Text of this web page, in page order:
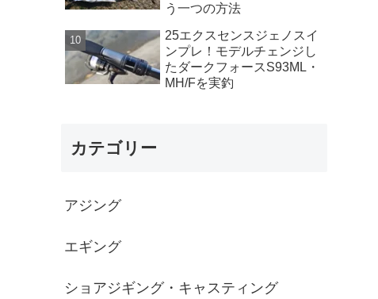
う一つの方法
25エクスセンスジェノスイ
ンプレ！モデルチェンジし
たダークフォースS93ML・
MH/Fを実釣
カテゴリー
アジング
エギング
ショアジギング・キャスティング